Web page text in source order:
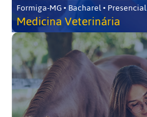
Formiga-MG • Bacharel • Presencial
Medicina Veterinária